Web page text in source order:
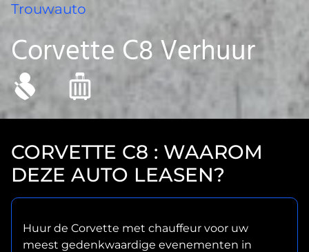
Trouwauto
Corvette C8 Verhuur
CORVETTE C8 : WAAROM
DEZE AUTO LEASEN?
Huur de Corvette met chauffeur voor uw
meest gedenkwaardige evenementen in